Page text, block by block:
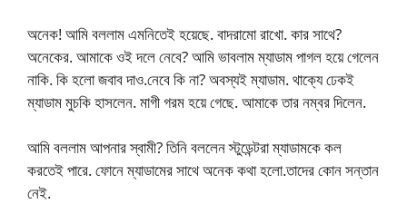
অনেক! আমি বললাম এমনিতেই হয়েছে. বাদরামো রাখো. কার সাথে?
অনেকের. আমাকে ওই দলে নেবে? আমি ভাবলাম ম্যাডাম পাগল হয়ে গেলেন
নাকি. কি হলো জবাব দাও.নেবে কি না? অবস্যই ম্যাডাম. থাক্যে ঢেকই
ম্যাডাম মুচকি হাসলেন. মাগী গরম হয়ে গেছে. আমাকে তার নম্বর দিলেন.
আমি বললাম আপনার স্বামী? তিনি বললেন স্টুডেন্টরা ম্যাডামকে কল
করতেই পারে. ফোনে ম্যাডামের সাথে অনেক কথা হলো.তাদের কোন সন্তান
নেই.